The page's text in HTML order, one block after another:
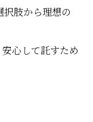
択肢から理想の
心して託すため